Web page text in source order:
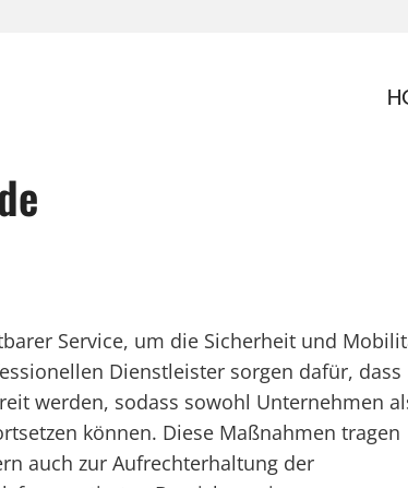
Service, um die Sicherheit und
Dienstleister sorgen dafür, dass
werden, sodass sowohl Unternehmen
können. Diese Maßnahmen tragen
auch zur Aufrechterhaltung der